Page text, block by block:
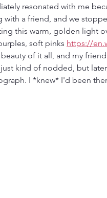
resonated with me
with a friend, and we
this warm, golden light
soft pinks https://
of it all, and my
kind of nodded, but
I *knew* I'd been